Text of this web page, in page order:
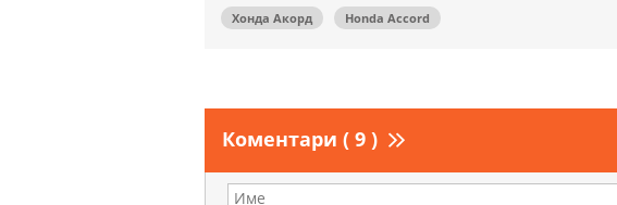
Хонда Акорд
Honda Accord
Коментари ( 9 )